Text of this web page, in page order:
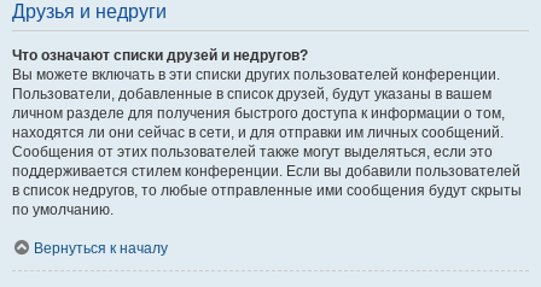
Друзья и недруги
Что означают списки друзей и недругов?
Вы можете включать в эти списки других пользователей конференции.
Пользователи, добавленные в список друзей, будут указаны в вашем
личном разделе для получения быстрого доступа к информации о том,
находятся ли они сейчас в сети, и для отправки им личных сообщений.
Сообщения от этих пользователей также могут выделяться, если это
поддерживается стилем конференции. Если вы добавили пользователей
в список недругов, то любые отправленные ими сообщения будут скрыты
по умолчанию.
Вернуться к началу